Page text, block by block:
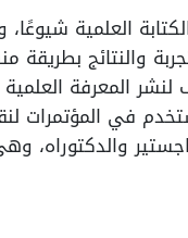
العلمية
والنتائج بطريقة
المعرفة
في
والدكتوراه،